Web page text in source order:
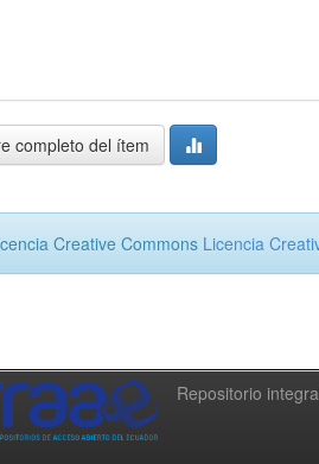
completo del ítem
Creative Commons Licencia
Repositorio